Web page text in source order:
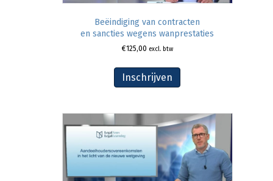
Beëindiging van contracten
en sancties wegens wanprestaties
€125,00 excl. btw
Inschrijven